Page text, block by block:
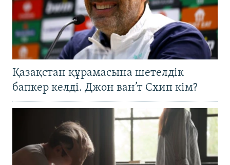
Қазақстан құрамасына шетелдік
бапкер келді. Джон ван’т Схип кім?